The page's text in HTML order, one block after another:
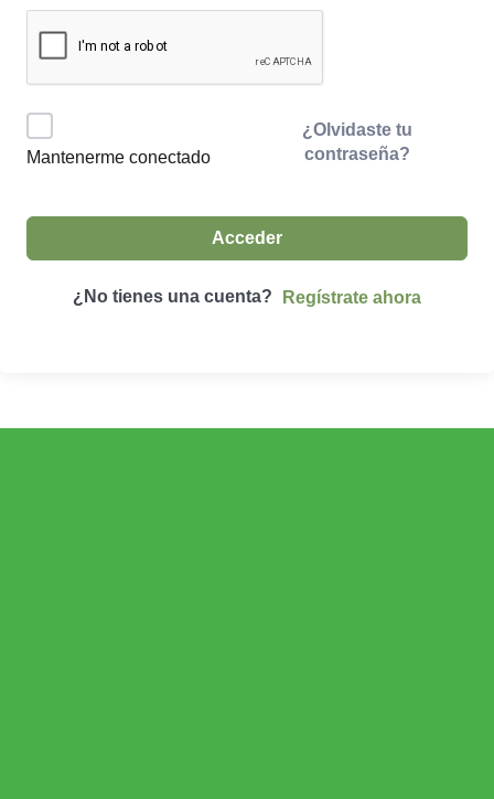
Mantenerme conectado
¿Olvidaste tu
contraseña?
Acceder
¿No tienes una cuenta? Regístrate ahora